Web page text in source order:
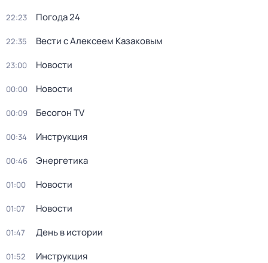
22:23 Погода 24
22:35 Вести с Алексеем Казаковым
23:00 Новости
00:00 Новости
00:09 Бесогон TV
00:34 Инструкция
00:46 Энергетика
01:00 Новости
01:07 Новости
01:47 День в истории
01:52 Инструкция